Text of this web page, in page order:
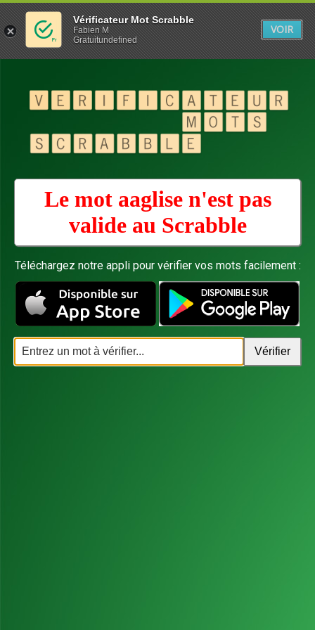
Le mot aaglise n'est pas
valide au Scrabble
Téléchargez notre appli pour vérifier vos mots facilement :
Vérificateur Mot Scrabble
Fabien M
Gratuitundefined
VOIR